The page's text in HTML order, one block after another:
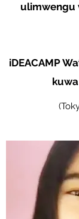
ulimwengu
iDEACAMP